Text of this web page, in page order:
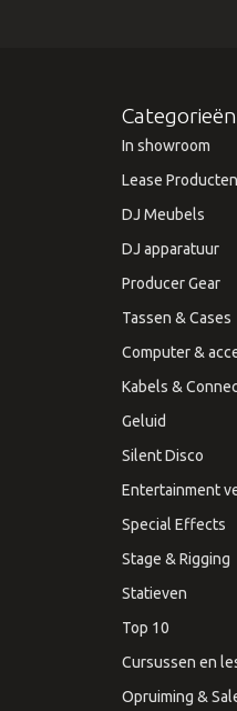
Categorieën
In showroom
Lease Producten
DJ Meubels
DJ apparatuur
Producer Gear
Tassen & Cases
Computer &
Kabels &
Geluid
Silent Disco
Entertainment
Special Effects
Stage & Rigging
Statieven
Top 10
Cursussen en
Opruiming &